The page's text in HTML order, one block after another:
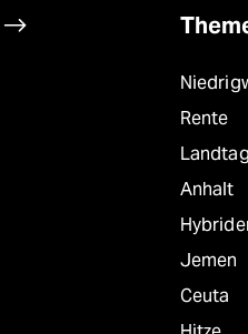
Rente
Anhalt
Jemen
Ceuta